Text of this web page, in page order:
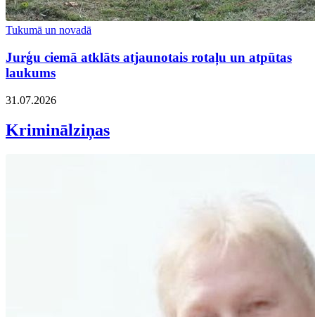
Tukumā un novadā
Jurģu ciemā atklāts atjaunotais rotaļu un atpūtas
laukums
31.07.2026
Kriminālziņas